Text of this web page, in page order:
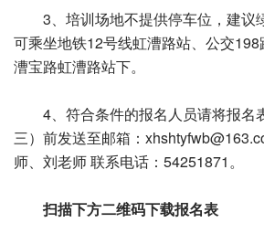
3、培训场地不提供停车位，建议
可乘坐地铁12号线虹漕路站、公交
漕宝路虹漕路站下。
4、符合条件的报名人员请将报名
三）前发送至邮箱：
师、刘老师 联系电话：54251871。
扫描下方二维码下载报名表